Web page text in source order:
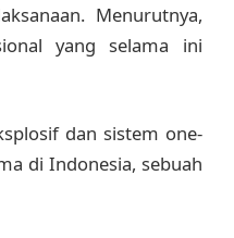
Menurutnya,
yang selama ini
dan sistem one-
di Indonesia, sebuah